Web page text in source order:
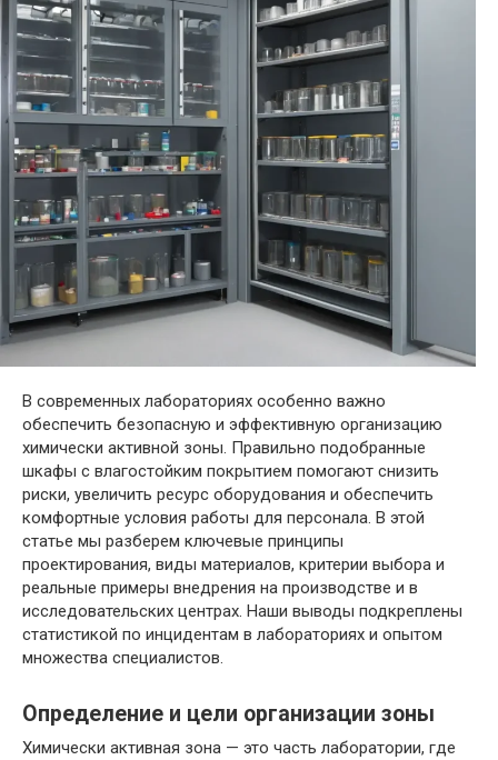
В современных лабораториях особенно важно
обеспечить безопасную и эффективную организацию
химически активной зоны. Правильно подобранные
шкафы с влагостойким покрытием помогают снизить
риски, увеличить ресурс оборудования и обеспечить
комфортные условия работы для персонала. В этой
статье мы разберем ключевые принципы
проектирования, виды материалов, критерии выбора и
реальные примеры внедрения на производстве и в
исследовательских центрах. Наши выводы подкреплены
статистикой по инцидентам в лабораториях и опытом
множества специалистов.
Определение и цели организации зоны
Химически активная зона — это часть лаборатории, где